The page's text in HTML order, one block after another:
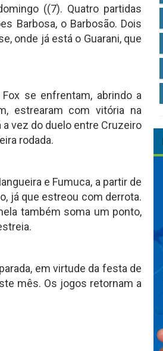
((7). Quatro partidas
Barbosa, o Barbosão. Dois
onde já está o Guarani, que
se enfrentam, abrindo a
estrearam com vitória na
vez do duelo entre Cruzeiro
rodada.
e Fumuca, a partir de
já que estreou com derrota.
também soma um ponto,
em virtude da festa de
mês. Os jogos retornam a